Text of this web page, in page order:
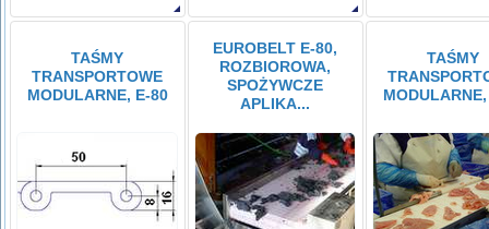
TAŚMY
TRANSPORTOWE
MODULARNE, E-80
EUROBELT E-80,
ROZBIOROWA,
SPOŻYWCZE
APLIKA...
TAŚMY